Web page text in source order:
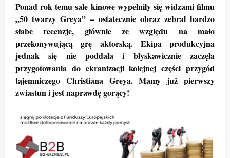
Ponad rok temu sale kinowe wypełniły się widzami filmu
„50 twarzy Greya” – ostatecznie obraz zebrał bardzo
słabe recenzje, głównie ze względu na mało
przekonywującą grę aktorską. Ekipa produkcyjna
jednak się nie poddała i błyskawicznie zaczęła
przygotowania do ekranizacji kolejnej części przygód
tajemniczego Christiana Greya. Mamy już pierwszy
zwiastun i jest naprawdę gorący!